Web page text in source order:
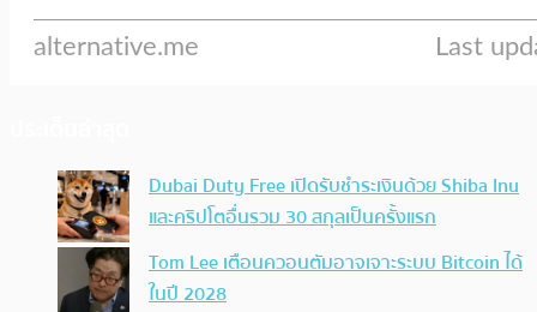
Dubai Duty Free เปิดรับชำระเงินด้วย Shiba Inu
และคริปโตอื่นรวม 30 สกุลเป็นครั้งแรก
Tom Lee เตือนควอนตัมอาจเจาะระบบ Bitcoin ได้
ในปี 2028